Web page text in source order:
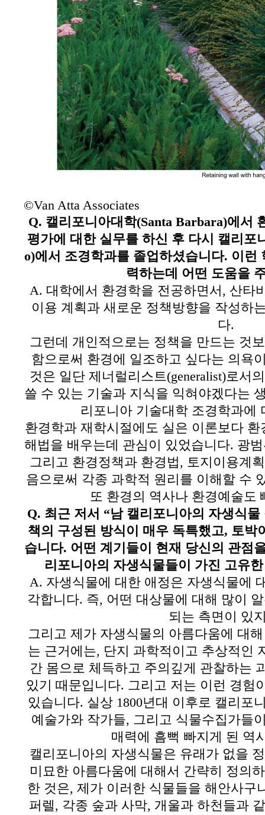
©Van Atta Associates
Q. 캘리포니아대학(Santa Barbara)에서
평가에 대한 실무를 하신 후 다시 캘리포
o)에서 조경학과를 졸업하셨습니다. 이런
력하는데 어떤 도움을
A. 대학에서 환경학을 전공하면서 , 산타
이용 계획과 새로운 정책방향을 작성하
다.
그런데 개인적으로는 정책을 만드는 것
함으로써 환경에 일조하고 싶다는 의욕
것은 일단 제너럴리스트(generalist)로서
쓸 수 있는 기술과 지식을 익혀야겠다는
리포니아 기술대학 조경학과에
환경학과 재학시절에도 실은 이론보다 환
해법을 배우는데 관심이 있었습니다. 광
그리고 환경정책과 환경법, 토지이용계
음으로써 각종 과학적 원리를 이해할 수
또 환경의 역사나 환경예술도
Q. 최근 저서 “남 캘리포니아의 자생식물
책의 구성된 방식이 매우 독특했고, 토박
습니다. 어떤 계기들이 현재 당신의 관점
리포니아의 자생식물들이 가진 고유
A. 자생식물에 대한 애정은 자생식물에
각합니다. 즉, 어떤 대상물에 대해 많이
되는 측면이 있
그리고 제가 자생식물의 아름다움에 대
는 근거에는, 단지 과학적이고 추상적인
간 몸으로 체득하고 주의깊게 관찰하는
있기 때문입니다. 그리고 저는 이런 경험
있습니다. 실상1800년대 이후로 캘리포
예술가와 작가들, 그리고 식물수집가들
매력에 흠뻑 빠지게 된 역
캘리포니아의 자생식물은 유래가 없을
미묘한 아름다움에 대해서 간략히 정의
한 것은, 제가 이러한 식물들을 해안사구
퍼렐, 각종 숲과 사막, 개울과 하천들과